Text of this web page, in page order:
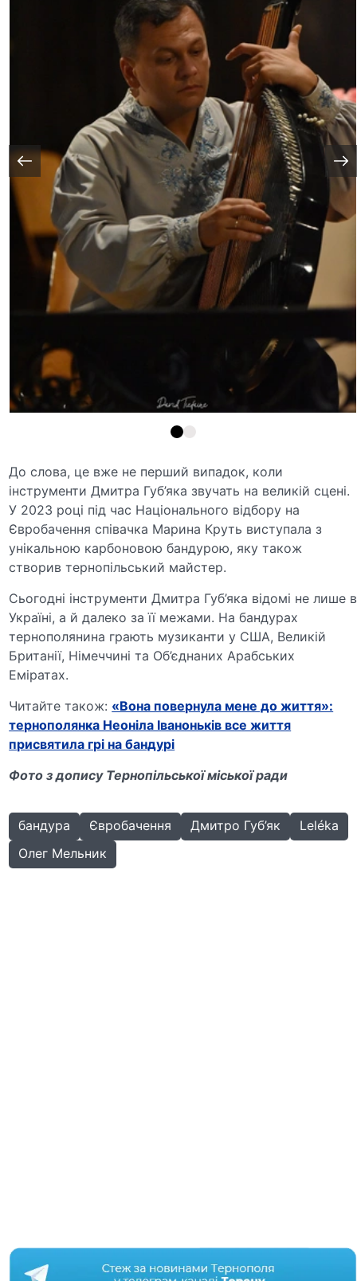
До слова, це вже не перший випадок, коли
інструменти Дмитра Губ’яка звучать на великій сцені.
У 2023 році під час Національного відбору на
Євробачення співачка Марина Круть виступала з
унікальною карбоновою бандурою, яку також
створив тернопільський майстер.
Сьогодні інструменти Дмитра Губ’яка відомі не лише в
Україні, а й далеко за її межами. На бандурах
тернополянина грають музиканти у США, Великій
Британії, Німеччині та Об’єднаних Арабських
Еміратах.
Читайте також: «Вона повернула мене до життя»:
тернополянка Неоніла Іваноньків все життя
присвятила грі на бандурі
Фото з допису Тернопільської міської ради
бандура Євробачення Дмитро Губ’як
Leléka
Олег Мельник